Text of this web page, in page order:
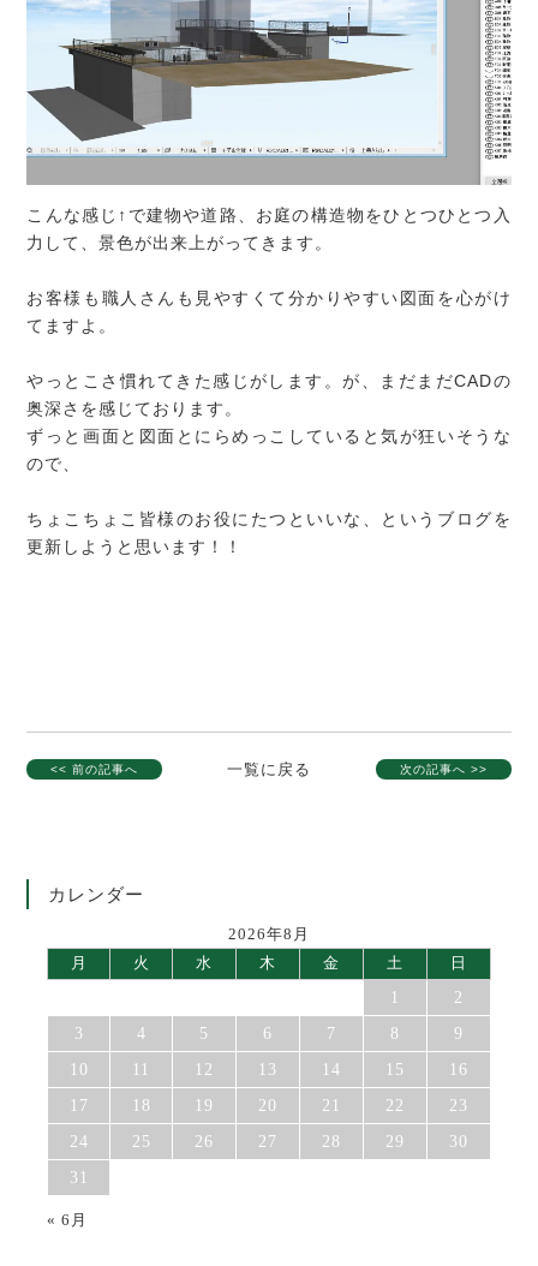
こんな感じ↑で建物や道路、お庭の構造物をひとつひとつ入
力して、景色が出来上がってきます。
お客様も職人さんも見やすくて分かりやすい図面を心がけ
てますよ。
やっとこさ慣れてきた感じがします。が、まだまだCADの
奥深さを感じております。
ずっと画面と図面とにらめっこしていると気が狂いそうな
ので、
ちょこちょこ皆様のお役にたつといいな、というブログを
更新しようと思います！！
<< 前の記事へ 一覧に戻る 次の記事へ >>
カレンダー
2026年8月
月
火 水 木 金 土
日
1
2
3
4 5 6 7 8
9
10
11 12 13 14 15
16
17
18 19 20 21 22
23
24
25 26 27 28 29
30
31
« 6月